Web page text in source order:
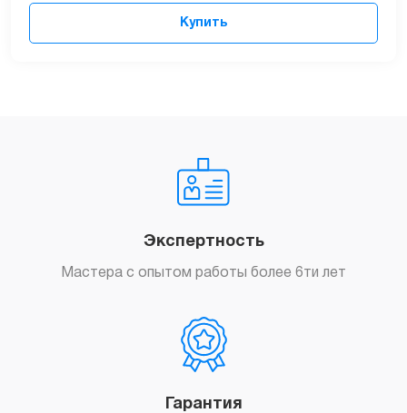
Купить
Экспертность
Мастера с опытом работы более 6ти лет
Гарантия